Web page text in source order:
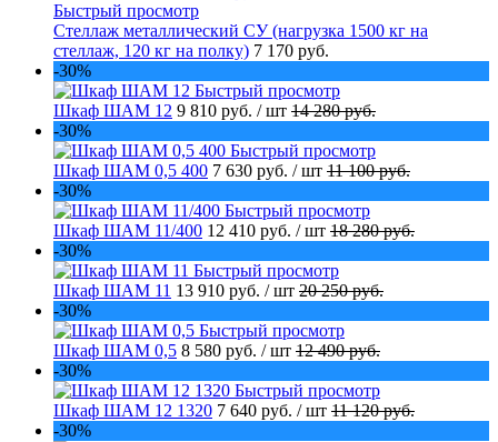
Быстрый просмотр
Стеллаж металлический СУ (нагрузка 1500 кг на
стеллаж, 120 кг на полку) 7 170 руб.
-30%
Быстрый просмотр
Шкаф ШАМ 12 9 810 руб. / шт 14 280 руб.
-30%
Быстрый просмотр
Шкаф ШАМ 0,5 400 7 630 руб. / шт 11 100 руб.
-30%
Быстрый просмотр
Шкаф ШАМ 11/400 12 410 руб. / шт 18 280 руб.
-30%
Быстрый просмотр
Шкаф ШАМ 11 13 910 руб. / шт 20 250 руб.
-30%
Быстрый просмотр
Шкаф ШАМ 0,5 8 580 руб. / шт 12 490 руб.
-30%
Быстрый просмотр
Шкаф ШАМ 12 1320 7 640 руб. / шт 11 120 руб.
-30%